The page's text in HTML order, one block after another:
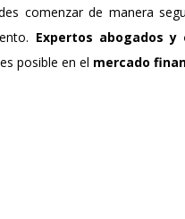
comenzar de manera
Expertos abogados y
posible en el mercado